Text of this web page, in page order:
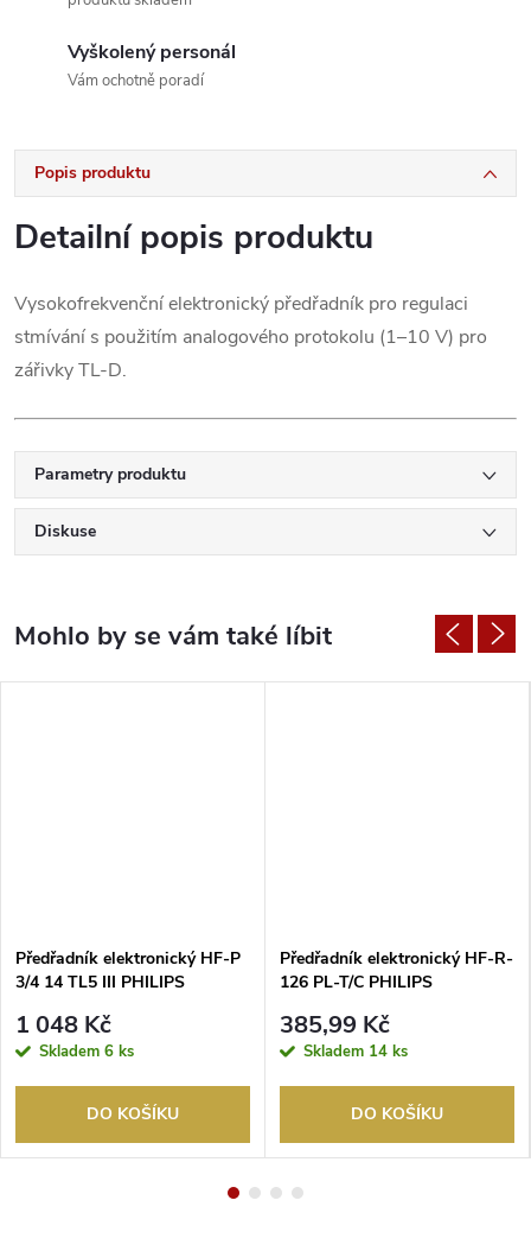
Vyškolený personál
Vám ochotně poradí
Popis produktu
Detailní popis produktu
Vysokofrekvenční elektronický předřadník pro regulaci
stmívání s použitím analogového protokolu (1–10 V) pro
zářivky TL-D.
Parametry produktu
Diskuse
Předřadník elektronický HF-P
3/4 14 TL5 III PHILIPS
1 048 Kč
Skladem 6 ks
DO KOŠÍKU
Předřadník elektronický HF-R-
126 PL-T/C PHILIPS
385,99 Kč
Skladem 14 ks
DO KOŠÍKU